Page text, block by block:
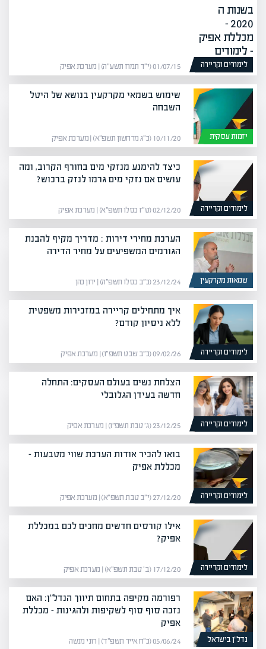
לימודים וקריירה 01/07/15 (י״ד תמוז תשע״ה) | מערכת אפיק
יזמות עסקית
שימוש בשמאי מקרקעין בנושא של היטל
השבחה
10/11/20 (כ״ג מרחשון תשפ״א) | מערכת אפיק
לימודים וקריירה
כיצד להימנע מנזקי מים בחורף הקרוב, ומה
עושים אם נזקי מים גרמו לנזק ברכוש?
02/12/20 (ט״ז כסלו תשפ״א) | מערכת אפיק
שמאות מקרקעין
הערכת מחירי דירות : מדריך מקיף להבנת
הגורמים המשפיעים על מחיר הדירה
23/12/24 (כ״ב כסלו תשפ״ה) | ירון כהן
לימודים וקריירה
איך מתחילים קריירה במזכירות משפטית
ללא ניסיון קודם?
09/02/26 (כ״ב שבט תשפ״ו) | מערכת אפיק
לימודים וקריירה
הצלחת נשים בעולם העסקים: התחלה
חדשה בעידן הגלובלי
23/12/25 (ג׳ טבת תשפ״ו) | מערכת אפיק
לימודים וקריירה
בואו להכיר אודות הערכת שווי מטבעות –
מכללת אפיק
27/12/20 (י״ב טבת תשפ״א) | מערכת אפיק
לימודים וקריירה
אילו קורסים חדשים מחכים לכם במכללת
אפיק?
17/12/20 (ב׳ טבת תשפ״א) | מערכת אפיק
נדל”ן בישראל
רפורמה מקיפה בתחום תיווך הנדל"ן: האם
נזכה סוף סוף לשקיפות ולהגינות – מכללת
אפיק
05/06/24 (כ״ח אייר תשפ״ד) | רוני מנשה